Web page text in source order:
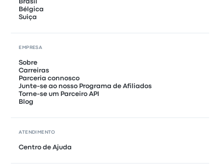
Brasil
Bélgica
Suiça
EMPRESA
Sobre
Carreiras
Parceria connosco
Junte-se ao nosso Programa de Afiliados
Torne-se um Parceiro API
Blog
ATENDIMENTO
Centro de Ajuda